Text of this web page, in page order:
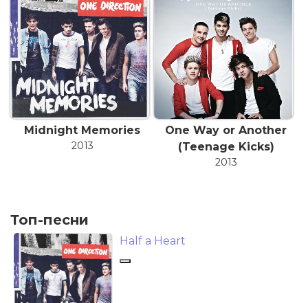
Midnight Memories
2013
One Way or Another
(Teenage Kicks)
2013
Топ-песни
Half a Heart